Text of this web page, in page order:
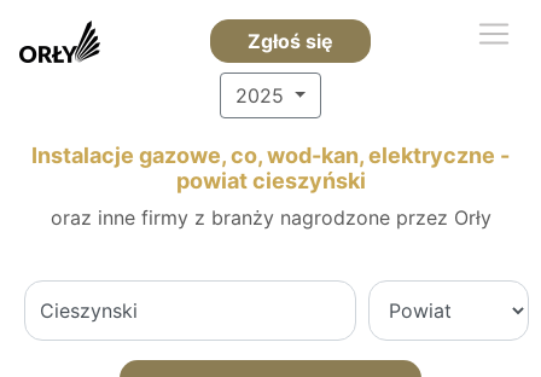
Zgłoś się
2025
Instalacje gazowe, co, wod-kan, elektryczne -
powiat cieszyński
oraz inne firmy z branży nagrodzone przez Orły